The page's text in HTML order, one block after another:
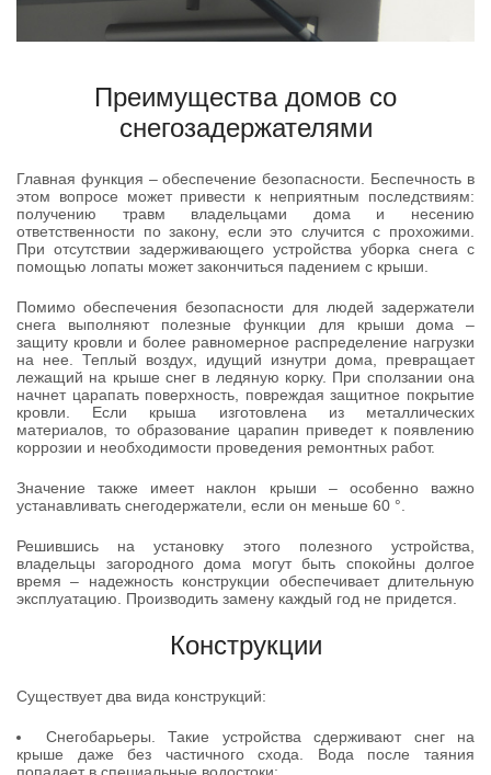
Преимущества домов со
снегозадержателями
Главная функция – обеспечение безопасности. Беспечность в
этом вопросе может привести к неприятным последствиям:
получению травм владельцами дома и несению
ответственности по закону, если это случится с прохожими.
При отсутствии задерживающего устройства уборка снега с
помощью лопаты может закончиться падением с крыши.
Помимо обеспечения безопасности для людей задержатели
снега выполняют полезные функции для крыши дома –
защиту кровли и более равномерное распределение нагрузки
на нее. Теплый воздух, идущий изнутри дома, превращает
лежащий на крыше снег в ледяную корку. При сползании она
начнет царапать поверхность, повреждая защитное покрытие
кровли. Если крыша изготовлена из металлических
материалов, то образование царапин приведет к появлению
коррозии и необходимости проведения ремонтных работ.
Значение также имеет наклон крыши – особенно важно
устанавливать снегодержатели, если он меньше 60 °.
Решившись на установку этого полезного устройства,
владельцы загородного дома могут быть спокойны долгое
время – надежность конструкции обеспечивает длительную
эксплуатацию. Производить замену каждый год не придется.
Конструкции
Существует два вида конструкций:
Снегобарьеры. Такие устройства сдерживают снег на
крыше даже без частичного схода. Вода после таяния